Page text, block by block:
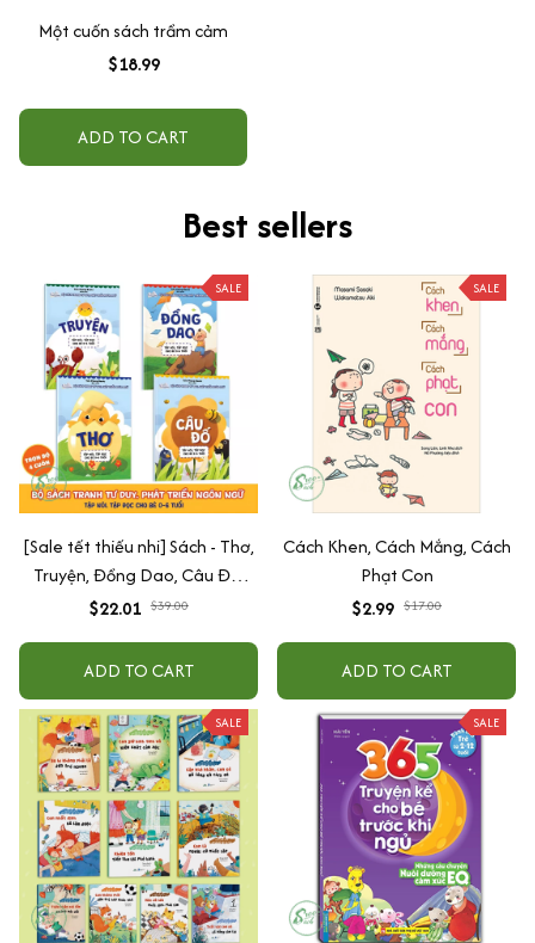
Một cuốn sách trầm cảm
$18.99
ADD TO CART
Best sellers
SALE
[Sale tết thiếu nhi] Sách - Thơ,
Truyện, Đồng Dao, Câu Đố,
Tập Nói Tập Đọc Cho Bé 0-6
$22.01 $39.00
ADD TO CART
SALE
Cách Khen, Cách Mắng, Cách
Phạt Con
$2.99 $17.00
ADD TO CART
SALE SALE